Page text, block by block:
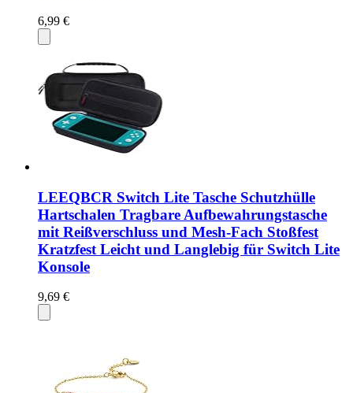
6,99 €
LEEQBCR Switch Lite Tasche Schutzhülle
Hartschalen Tragbare Aufbewahrungstasche
mit Reißverschluss und Mesh-Fach Stoßfest
Kratzfest Leicht und Langlebig für Switch Lite
Konsole
9,69 €